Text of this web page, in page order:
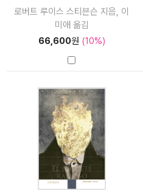
로버트 루이스 스티븐슨 지음, 이
미애 옮김
66,600원 (10%)